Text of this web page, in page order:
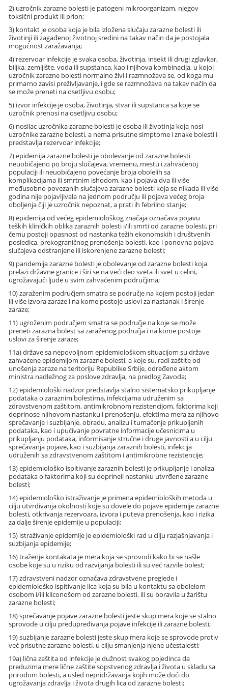
2) uzročnik zarazne bolesti je patogeni mikroorganizam, njegov
toksični produkt ili prion;
3) kontakt je osoba koja je bila izložena slučaju zarazne bolesti ili
životinji ili zagađenoj životnoj sredini na takav način da je postojala
mogućnost zaražavanja;
4) rezervoar infekcije je svaka osoba, životinja, insekt ili drugi zglavkar,
biljka, zemljište, voda ili supstanca, kao i njihova kombinacija, u kojoj
uzročnik zarazne bolesti normalno živi i razmnožava se, od koga mu
primarno zavisi preživljavanje, i gde se razmnožava na takav način da
se može preneti na osetljivu osobu;
5) izvor infekcije je osoba, životinja, stvar ili supstanca sa koje se
uzročnik prenosi na osetljivu osobu;
6) nosilac uzročnika zarazne bolesti je osoba ili životinja koja nosi
uzročnike zarazne bolesti, a nema prisutne simptome i znake bolesti i
predstavlja rezervoar infekcije;
7) epidemija zarazne bolesti je obolevanje od zarazne bolesti
neuobičajeno po broju slučajeva, vremenu, mestu i zahvaćenoj
populaciji ili neuobičajeno povećanje broja obolelih sa
komplikacijama ili smrtnim ishodom, kao i pojava dva ili više
međusobno povezanih slučajeva zarazne bolesti koja se nikada ili više
godina nije pojavljivala na jednom području ili pojava većeg broja
oboljenja čiji je uzročnik nepoznat, a prati ih febrilno stanje;
8) epidemija od većeg epidemiološkog značaja označava pojavu
teških kliničkih oblika zaraznih bolesti i/ili smrti od zarazne bolesti, pri
čemu postoji opasnost od nastanka težih ekonomskih i društvenih
posledica, prekograničnog prenošenja bolesti, kao i ponovna pojava
slučajeva odstranjene ili iskorenjene zarazne bolesti;
9) pandemija zarazne bolesti je obolevanje od zarazne bolesti koja
prelazi državne granice i širi se na veći deo sveta ili svet u celini,
ugrožavajući ljude u svim zahvaćenim područjima;
10) zaraženim područjem smatra se područje na kojem postoji jedan
ili više izvora zaraze i na kome postoje uslovi za nastanak i širenje
zaraze;
11) ugroženim područjem smatra se područje na koje se može
preneti zarazna bolest sa zaraženog područja i na kome postoje
uslovi za širenje zaraze;
11a) države sa nepovoljnom epidemiološkom situacijom su države
zahvaćene epidemijom zarazne bolesti, a koje su, radi zaštite od
unošenja zaraze na teritoriju Republike Srbije, određene aktom
ministra nadležnog za poslove zdravlja, na predlog Zavoda;
12) epidemiološki nadzor predstavlja stalno sistematsko prikupljanje
podataka o zaraznim bolestima, infekcijama udruženim sa
zdravstvenom zaštitom, antimikrobnom rezistencijom, faktorima koji
doprinose njihovom nastanku i prenošenju, efektima mera za njihovo
sprečavanje i suzbijanje, obradu, analizu i tumačenje prikupljenih
podataka, kao i upućivanje povratne informacije učesnicima u
prikupljanju podataka, informisanje stručne i druge javnosti a u cilju
sprečavanja pojave, kao i suzbijanja zaraznih bolesti, infekcija
udruženih sa zdravstvenom zaštitom i antimikrobne rezistencije;
13) epidemiološko ispitivanje zaraznih bolesti je prikupljanje i analiza
podataka o faktorima koji su doprineli nastanku utvrđene zarazne
bolesti;
14) epidemiološko istraživanje je primena epidemioloških metoda u
cilju utvrđivanja okolnosti koje su dovele do pojave epidemije zarazne
bolesti, otkrivanja rezervoara, izvora i puteva prenošenja, kao i rizika
za dalje širenje epidemije u populaciji;
15) istraživanje epidemije je epidemiološki rad u cilju razjašnjavanja i
suzbijanja epidemije;
16) traženje kontakata je mera koja se sprovodi kako bi se našle
osobe koje su u riziku od razvijanja bolesti ili su već razvile bolest;
17) zdravstveni nadzor označava zdravstvene preglede i
epidemiološko ispitivanje lica koja su bila u kontaktu sa obolelom
osobom i/ili kliconošom od zarazne bolesti, ili su boravila u žarištu
zarazne bolesti;
18) sprečavanje pojave zarazne bolesti jeste skup mera koje se stalno
sprovode u cilju predupređivanja pojave infekcije ili zarazne bolesti;
19) suzbijanje zarazne bolesti jeste skup mera koje se sprovode protiv
već prisutne zarazne bolesti, u cilju smanjenja njene učestalosti;
19a) lična zaštita od infekcije je dužnost svakog pojedinca da
preduzima mere lične zaštite sopstvenog zdravlja i života u skladu sa
prirodom bolesti, a usled nepridržavanja kojih može doći do
ugrožavanja zdravlja i života drugih lica od zarazne bolesti;